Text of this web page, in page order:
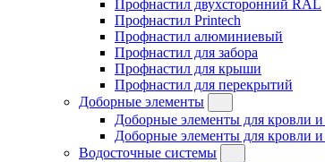
Профнастил двухсторонний RAL
Профнастил Printech
Профнастил алюминиевый
Профнастил для забора
Профнастил для крыши
Профнастил для перекрытий
Доборные элементы
Доборные элементы для кровли
Доборные элементы для кровли
Водосточные системы